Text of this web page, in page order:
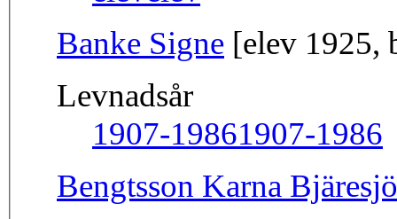
Banke Signe [elev 1925,
Levnadsår
1907-19861907-1986
Bengtsson Karna Bjäresjö